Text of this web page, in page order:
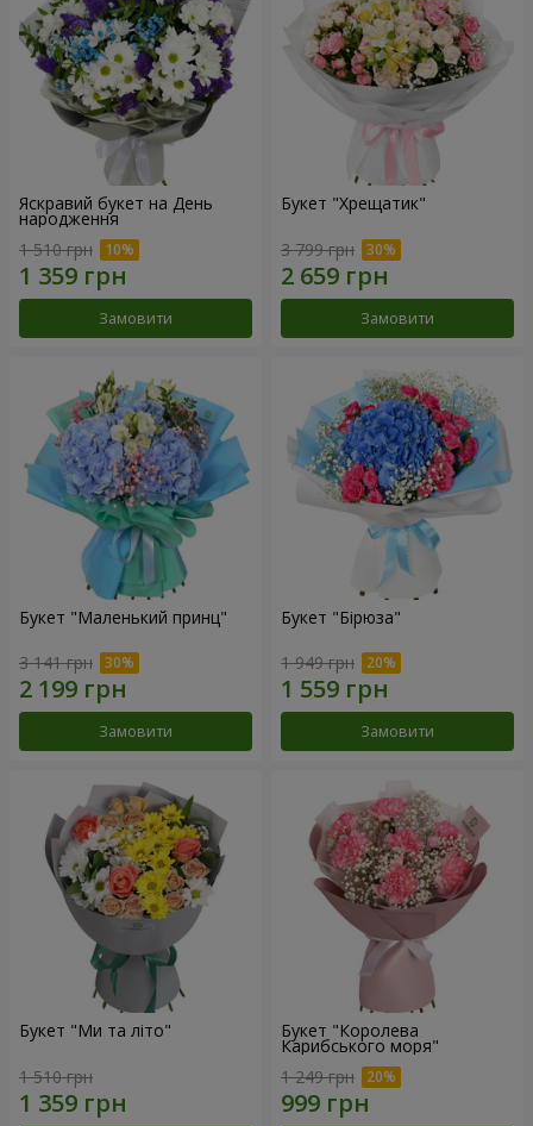
Яскравий букет на День
народження
1 510 грн
Замовити
Букет "Хрещатик"
3 799 грн
Замовити
Букет "Маленький принц"
3 141 грн
Замовити
Букет "Бірюза"
1 949 грн
Замовити
Букет "Ми та літо"
1 510 грн
Букет "Королева
Карибського моря"
1 249 грн